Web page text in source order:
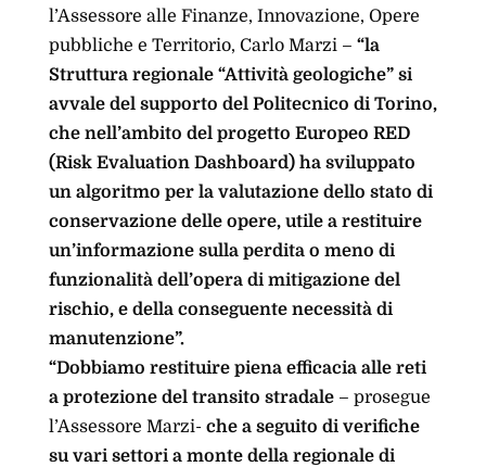
l’Assessore alle Finanze, Innovazione, Opere
pubbliche e Territorio, Carlo Marzi – “la
Struttura regionale “Attività geologiche” si
avvale del supporto del Politecnico di Torino,
che nell’ambito del progetto Europeo RED
(Risk Evaluation Dashboard) ha sviluppato
un algoritmo per la valutazione dello stato di
conservazione delle opere, utile a restituire
un’informazione sulla perdita o meno di
funzionalità dell’opera di mitigazione del
rischio, e della conseguente necessità di
manutenzione”.
“Dobbiamo restituire piena efficacia alle reti
a protezione del transito stradale– prosegue
l’Assessore Marzi- che a seguito di verifiche
su vari settori a monte della regionale di